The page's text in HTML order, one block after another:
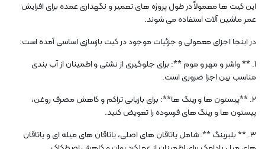
این کیت ها معمولاً در طول پروژه های تعمیر و نگهداری عمده برای افزایش
عمر ماشین آلات استفاده می شوند.
در اینجا اجزای معمولی و جزئیات موجود در کیت بازسازی اساسی آمده است:
1. ** واشر و مهر و موم **: برای جلوگیری از نشتی و اطمینان از آب بندی
مناسب بین اجزا ضروری است.
2. **پیستون ها و رینگ ها**: برای بازیابی تراکم و کاهش مصرف روغن،
پیستون ها و رینگ های فرسوده را تعویض کنید.
3. ** بلبرینگ **: شامل یاتاقان های اصلی، یاتاقان های میله ای و یاتاقان